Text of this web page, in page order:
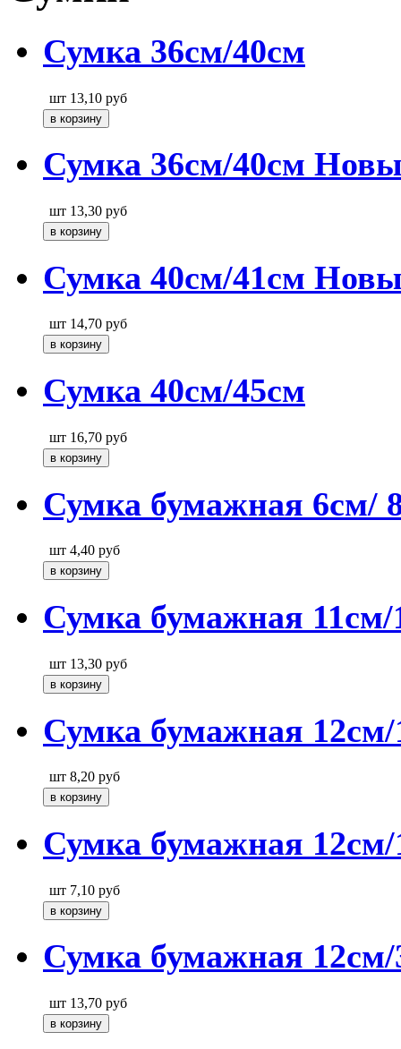
Сумка 36см/40см
шт 13,10 руб
Сумка 36см/40см
шт 13,30 руб
Сумка 40см/41см
шт 14,70 руб
Сумка 40см/45см
шт 16,70 руб
Сумка бумажная 6см/
шт 4,40 руб
Сумка бумажная 11см/
шт 13,30 руб
Сумка бумажная
шт 8,20 руб
Сумка бумажная
шт 7,10 руб
Сумка бумажная
шт 13,70 руб